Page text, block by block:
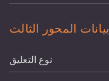
بيانات المحور الثالث
نوع التعليق